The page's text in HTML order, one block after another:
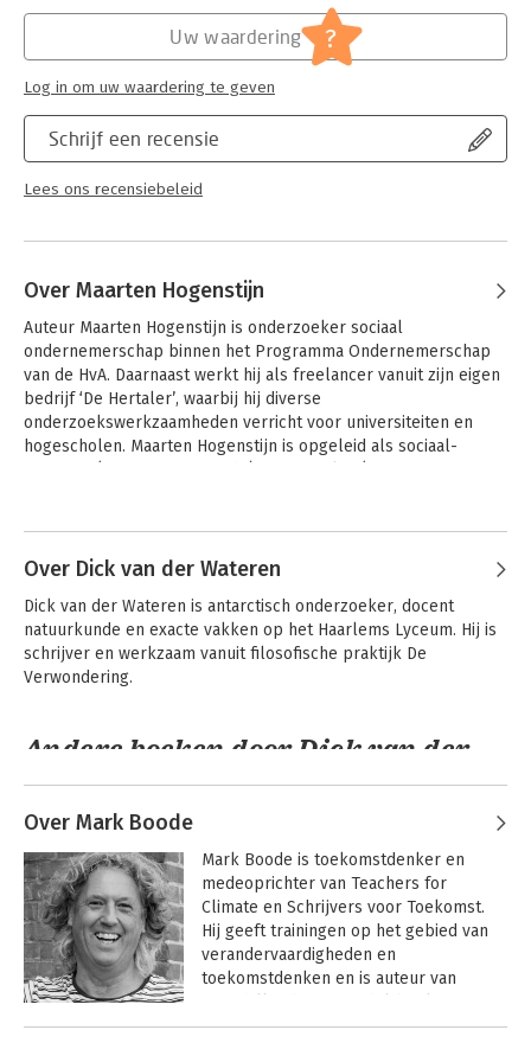
lesplannen beschikbaar zijn. Deze materialen helpen docenten
(in spe) om het boek in hun eigen onderwijspraktijk toe te
passen.
Over de auteurs
Duurzaam Onderwijs is tot stand gekomen dankzij een divers
team van 25 docenten, onderzoekers en andere
onderwijsprofessionals, ondersteund door studenten. Wat hen
aan een rechtvaardige samenleving binnen planetaire grenzen.
Hogeschool) is in intensieve samenwerking gewerkt aan een
tegelijk toegankelijk en praktisch is voor iedereen die lesgeeft
Schrijf een recensie
Lees ons recensiebeleid
Uw waardering ?
Log in om uw waardering te geven
Over Maarten Hogenstijn
Auteur Maarten Hogenstijn is onderzoeker sociaal
ondernemerschap binnen het Programma Ondernemerschap
van de HvA. Daarnaast werkt hij als freelancer vanuit zijn eigen
bedrijf ‘De Hertaler’, waarbij hij diverse
onderzoekswerkzaamheden verricht voor universiteiten en
hogescholen. Maarten Hogenstijn is opgeleid als sociaal-
geografie en ging het over gevestigden en buitenstaanders in
gebaseerd op kwalitatief onderzoek n de plaatsen Veenendaal
en Amerongen, met gebruik van observaties, documentanalyse
en diepte-interviews. Dit leidde in 2008 tot het proefschrift ‘Zo
werkt dat hier niet’.
gespecialiseerd in het interviewen van moeilijke doelgroepen
ondernemerschap:
impact eerst
Bekijk alle boeken
Over Dick van der Wateren
Dick van der Wateren is antarctisch onderzoeker, docent
natuurkunde en exacte vakken op het Haarlems Lyceum. Hij is
schrijver en werkzaam vanuit filosofische praktijk De
Verwondering.
Andere boeken door Dick van der
Over Mark Boode
Mark Boode is toekomstdenker en
medeoprichter van Teachers for
Climate en Schrijvers voor Toekomst.
Hij geeft trainingen op het gebied van
verandervaardigheden en
toekomstdenken en is auteur van